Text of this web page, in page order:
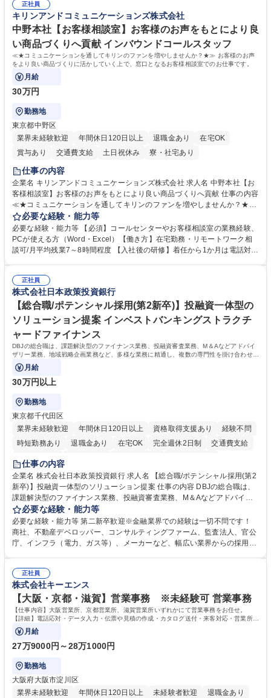
正社員
キリンアンドコミュニケーションズ株式会社
中野本社【お客様相談室】お客様のお声をもとにより良
い商品づくりへ貢献 インバウンドコールスタッフ
≪★コミュニケーションを通してキリンのファンを増やしませんか？★≫ お客様のお声
をより良い商品づくりに活かしていく上で、窓口となるお客様相談室でのお仕事です。
月給
30万円
勤務地
東京都中野区
業界未経験歓迎
年間休日120日以上 退職金あり
在宅OK
賞与あり
交通費支給 土日祝休み 寮・社宅あり
仕事の内容
企業名 キリンアンドコミュニケーションズ株式会社 求人名 中野本社【お
客様相談室】お客様のお声をもとにより良い商品づくりへ貢献 仕事の内容
≪★コミュニケーションを通してキリンのファンを増やしませんか？★≫
お客様のお声をより良い商品づくりに活かしていく上で、窓口となるお客
様相談室でのお仕事です。 日々お客様からいただくキリングループへのご
意見を、企業活動に活かしています。お客様からの声に迅速かつ誠意をも
って対応、情報提供するとともにグループ内活動に反映しています。 【具
平均100件前後■メール・手紙：同上40件前後 募集職種 中野本社【お客様
相談室】お客様のお声をもとにより良い商品づくりへ貢献
必要な経験・能力等
必要な経験・能力等 【必須】コールセンターやお客様相談室の業務経験、
PCが使える方（Word・Excel）【働き方】在宅勤務・リモートワーク相
談可/月平均残業7～8時間程度 【入社後の研修】着任から1か月は電話対応
すのでご安心ください。 【当社について】キリングループの広報機能を担
う会社として、お客様との出会いを大切にし、磨き上げたホスピタリティ
を込めてコミュニケーションをとりながら広報関連業務を行っておりま
す。 学歴・資格 学歴：大学院 大学 高専 短大 専修学校 高校 語学力： 資
格：
正社員
株式会社日本政策投資銀行
【総合職/ポテンシャル採用(第2新卒)】投融資一体型の
ソリューション提案 インベストバンキングストラクチ
ャードファイナンス
DBJの総合職は、課題解決型のファイナンス業務、投融資審査業務、M＆Aなどアドバイ
ザリー業務、地域戦略企画業務など、多様な業務に精通し、複数の専門性を掛け合わせて
広く社会に貢献していく職種です。
月給
30万円以上
勤務地
東京都千代田区
業界未経験歓迎
年間休日120日以上 資格取得支援あり
経験不問
時短勤務あり
退職金あり 在宅OK 完全週休2日制
交通費支給
駅近5分以内
食事補助あり
託児所あり
仕事の内容
企業名 株式会社日本政策投資銀行 求人名 【総合職/ポテンシャル採用(第2
新卒)】投融資一体型のソリューション提案 仕事の内容 DBJの総合職は、
課題解決型のファイナンス業務、投融資審査業務、M＆Aなどアドバイザ
リー業務、地域戦略企画業務など、多様な業務に精通し、複数の専門性を
掛け合わせて広く社会に貢献していく職種です。 入社後は、横断的なロー
テーションを経て適性や専門性に応じたキャリアを形成していただきま
す。総合職として入社いただき、下記いずれかの部門でご活躍いただきま
ート・ナレッジ業務 ※それぞれの業務内容に関しては、別途その他労働条
件備考欄に記載 募集職種 【総合職/ポテンシャル採用(第2新卒)】投融資一
体型のソリューション提案
必要な経験・能力等
必要な経験・能力等 第二新卒歓迎※金融業界での経験は一切不問です！
商社、不動産デベロッパー、コンサルティングファーム、監査法人、官公
庁、インフラ（電力、ガス等）、メーカーなど、幅広い業界からの採用実
く高い志を併せもった人材を求めています。ポテンシャル採用（第2新
卒）では、金融業界での経験や知識を問いません。新たな時代を見据え
て、複雑化する社会課題の解決に向けて先鞭をつける役割を担いたい、と
いう気概をお持ちの方を心待ちにしています。 学歴・資格 学歴：大学院
大学 語学力： 資格：
正社員
株式会社キーエンス
【大阪・京都・滋賀】営業事務 ※未経験可 営業事務
【仕事内容】大阪営業所、京都営業所、滋賀営業所いずれかにて営業事務をお任せ。
【詳細】電話応対・データ入力・伝票や見積の作成・カタログ送付・来客対応・営業所内
で発生する事務業務や業務改善をお任せ。
月給
27万9000円～28万1000円
勤務地
大阪府大阪市淀川区
業界未経験歓迎
年間休日120日以上 未経験者歓迎 退職金あり